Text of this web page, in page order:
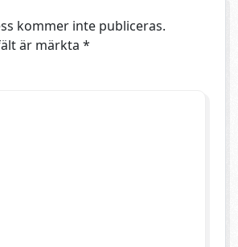
kommer inte publiceras.
är märkta *